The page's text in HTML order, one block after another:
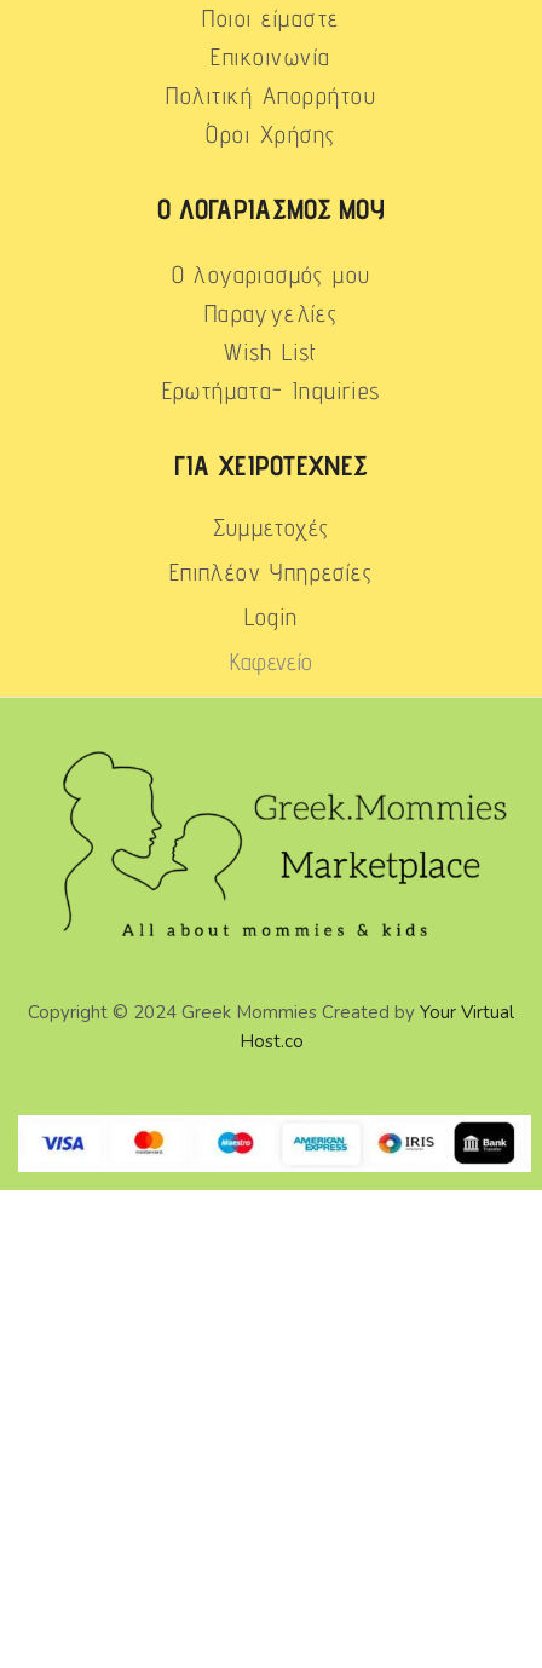
Ποιοι είμαστε
Επικοινωνία
Πολιτική Απορρήτου
Όροι Χρήσης
Ο ΛΟΓΑΡΙΑΣΜΌΣ ΜΟΥ
Ο λογαριασμός μου
Παραγγελίες
Wish List
Ερωτήματα- Inquiries
ΓΙΑ ΧΕΙΡΟΤΈΧΝΕΣ
Συμμετοχές
Επιπλέον Υπηρεσίες
Login
Καφενείο
Copyright © 2024 Greek Mommies Created by Your Virtual
Host.co